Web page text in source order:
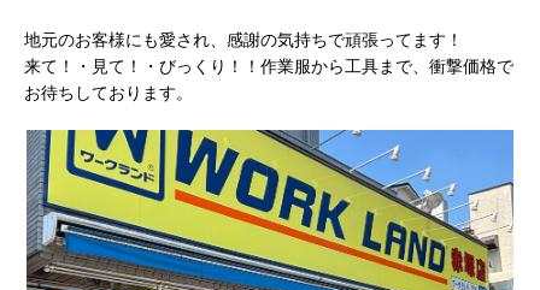
地元のお客様にも愛され、感謝の気持ちで頑張ってます！
来て！・見て！・びっくり！！作業服から工具まで、衝撃価格で
お待ちしております。